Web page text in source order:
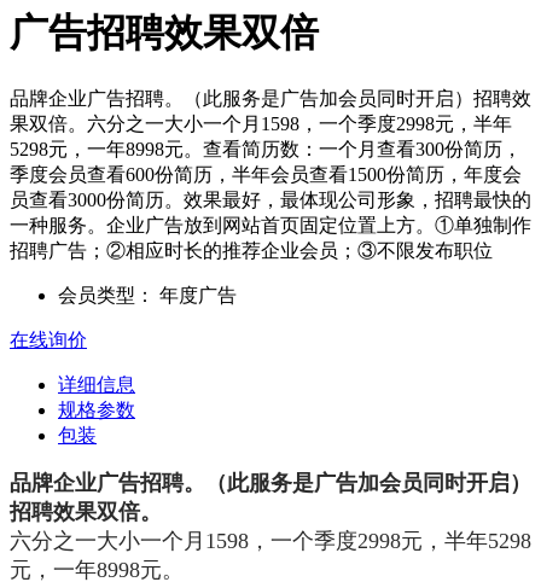
广告招聘效果双倍
品牌企业广告招聘。（此服务是广告加会员同时开启）招聘效
果双倍。六分之一大小一个月1598，一个季度2998元，半年
5298元，一年8998元。查看简历数：一个月查看300份简历，
季度会员查看600份简历，半年会员查看1500份简历，年度会
员查看3000份简历。效果最好，最体现公司形象，招聘最快的
一种服务。企业广告放到网站首页固定位置上方。①单独制作
招聘广告；②相应时长的推荐企业会员；③不限发布职位
会员类型： 年度广告
在线询价
详细信息
规格参数
包装
品牌企业广告招聘。（此服务是广告加会员同时开启）
招聘效果双倍。
六分之一大小一个月1598，一个季度2998元，半年5298
元，一年8998元。